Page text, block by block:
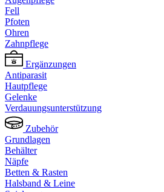
Fell
Pfoten
Ohren
Zahnpflege
Ergänzungen
Antiparasit
Hautpflege
Gelenke
Verdauungsunterstützung
Zubehör
Grundlagen
Behälter
Näpfe
Betten & Rasten
Halsband & Leine